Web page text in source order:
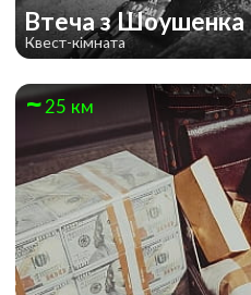
Втеча з Шоушенка
Квест-кімната
25 км